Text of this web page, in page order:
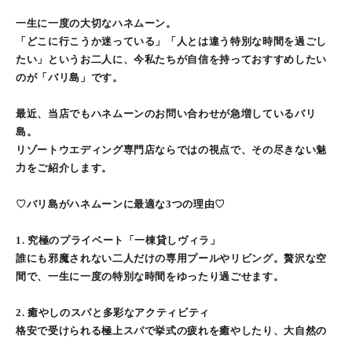
一生に一度の大切なハネムーン。
「どこに行こうか迷っている」「人とは違う特別な時間を過ごし
たい」というお二人に、今私たちが自信を持っておすすめしたい
のが「バリ島」です。
最近、当店でもハネムーンのお問い合わせが急増しているバリ
島。
リゾートウエディング専門店ならではの視点で、その尽きない魅
力をご紹介します。
♡バリ島がハネムーンに最適な3つの理由♡
1. 究極のプライベート「一棟貸しヴィラ」
誰にも邪魔されない二人だけの専用プールやリビング。贅沢な空
間で、一生に一度の特別な時間をゆったり過ごせます。
2. 癒やしのスパと多彩なアクティビティ
格安で受けられる極上スパで挙式の疲れを癒やしたり、大自然の